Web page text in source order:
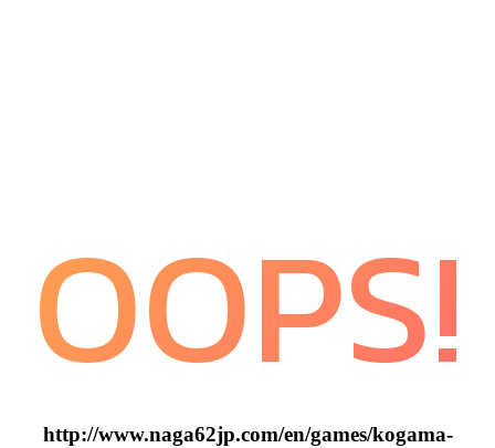
OOPS!
http://www.naga62jp.com/en/games/kogama-